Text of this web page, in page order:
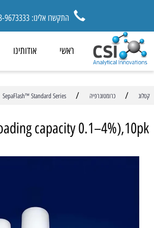
התקשרו אלינו: 03-9673333
ראשי אודותינו
כרומטוגרפיה /
SepaFlash™ Standard Series
loading capacity